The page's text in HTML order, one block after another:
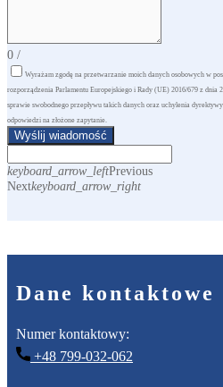
0 /
Wyrażam zgodę na przetwarzanie moich danych osobowych w
rozporządzenia Parlamentu Europejskiego i Rady (UE) 2016/679 z
sprawie swobodnego przepływu takich danych oraz uchylenia
odpowiedzi na złożone zapytanie.
Wyślij wiadomość
keyboard_arrow_leftPrevious
Nextkeyboard_arrow_right
Dane kontaktowe
Numer kontaktowy:
+48 ​799-032-062